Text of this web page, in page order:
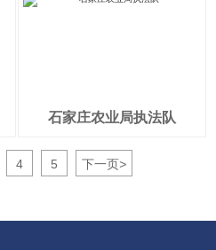
石家庄农业局执法队
4 5 下一页>